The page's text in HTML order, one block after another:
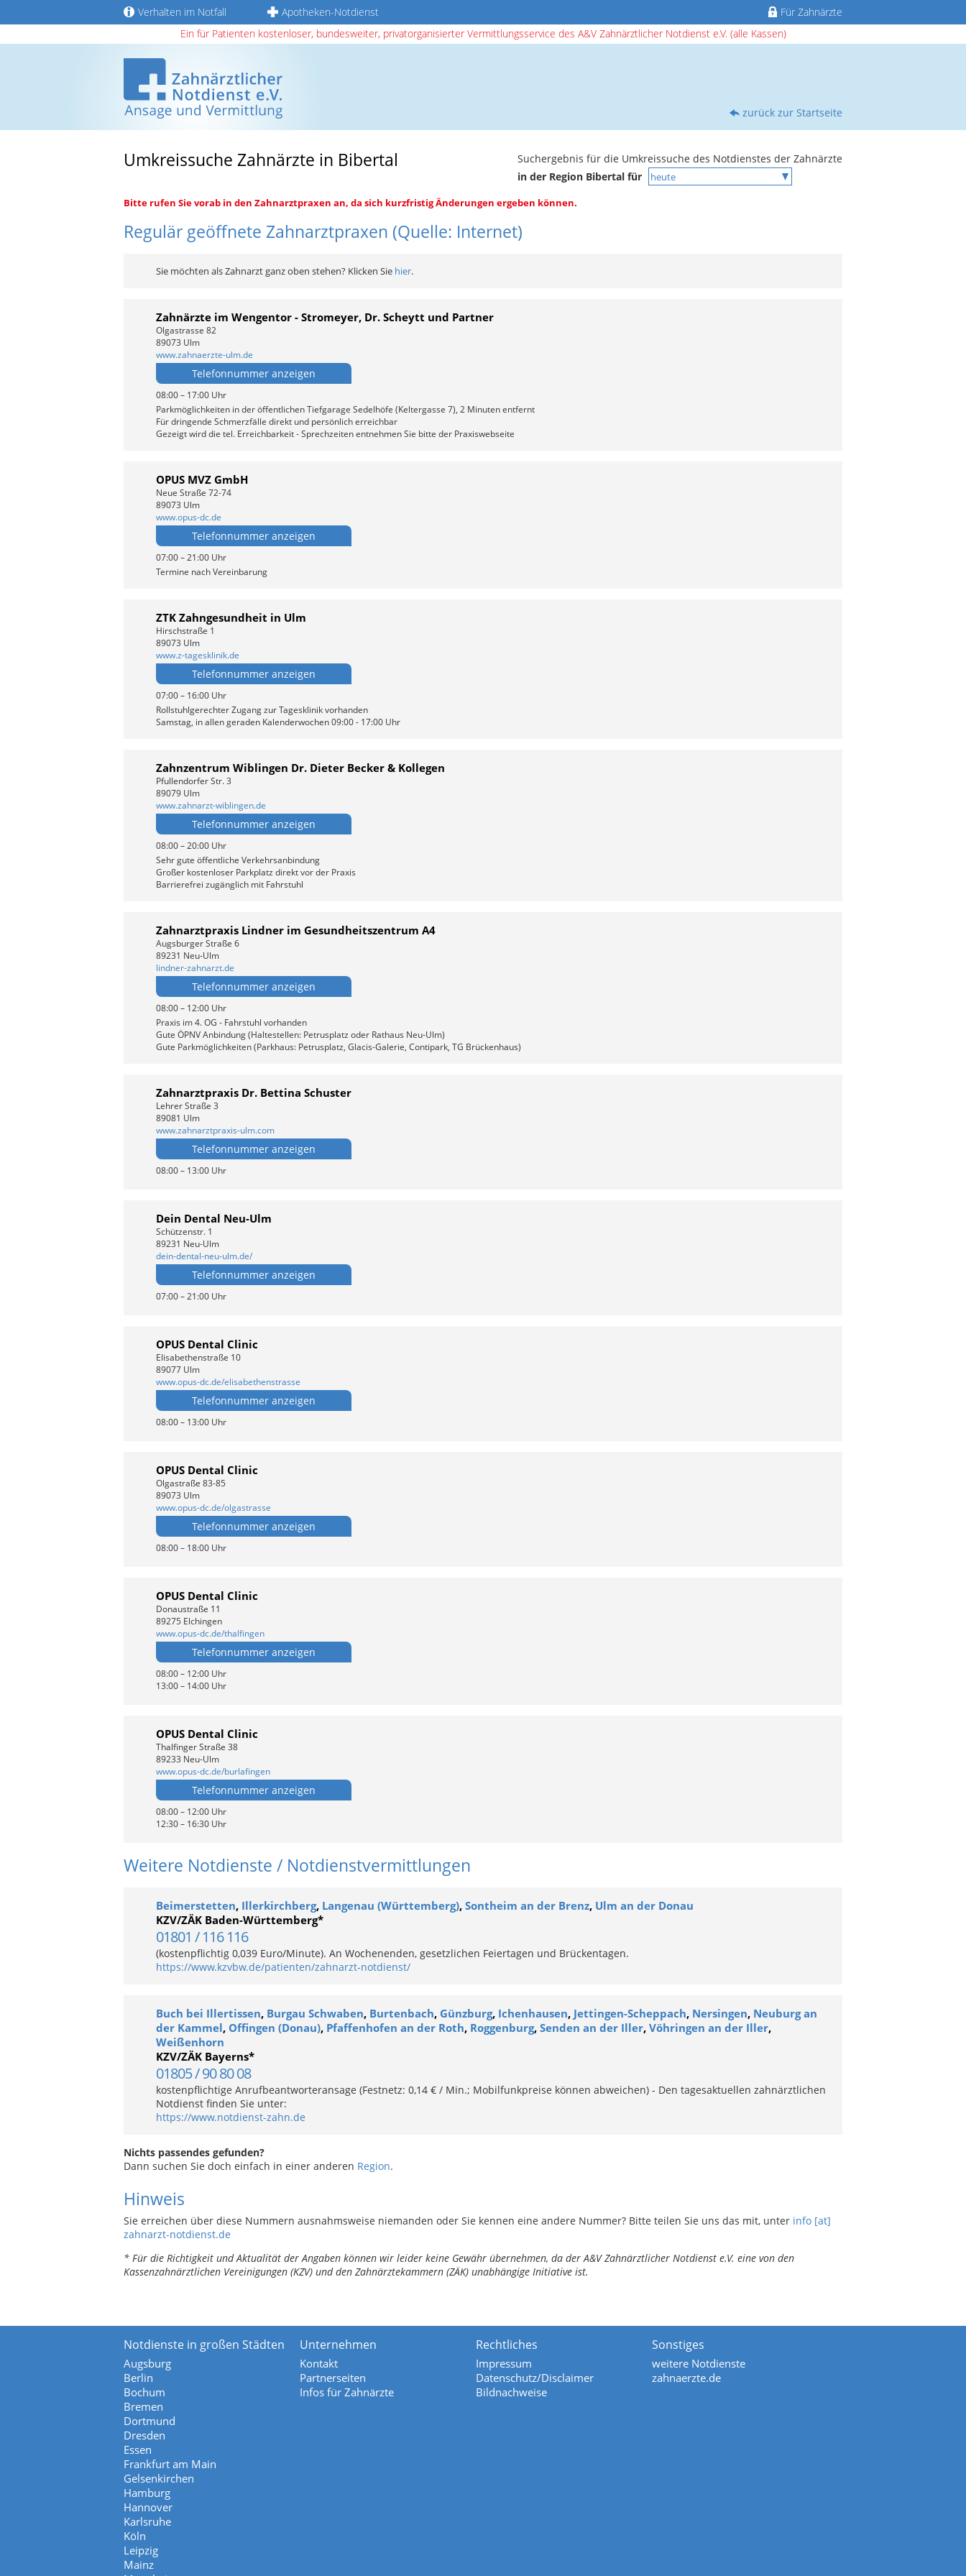
Verhalten im Notfall Apotheken-Notdienst
Für Zahnärzte
Ein für Patienten kostenloser, bundesweiter, privatorganisierter Vermittlungsservice des A&V Zahnärztlicher Notdienst e.V. (alle Kassen)
zurück zur Startseite
Umkreissuche Zahnärzte in Bibertal
Suchergebnis für die Umkreissuche des Notdienstes der Zahnärzte
in der Region Bibertal für
Bitte rufen Sie vorab in den Zahnarztpraxen an, da sich kurzfristig Änderungen ergeben können.
Regulär geöffnete Zahnarztpraxen (Quelle: Internet)
Sie möchten als Zahnarzt ganz oben stehen? Klicken Sie hier.
Zahnärzte im Wengentor - Stromeyer, Dr. Scheytt und Partner
Olgastrasse 82
89073 Ulm
www.zahnaerzte-ulm.de
Telefonnummer anzeigen
08:00 – 17:00 Uhr
Parkmöglichkeiten in der öffentlichen Tiefgarage Sedelhöfe (Keltergasse 7), 2 Minuten entfernt
Für dringende Schmerzfälle direkt und persönlich erreichbar
Gezeigt wird die tel. Erreichbarkeit - Sprechzeiten entnehmen Sie bitte der Praxiswebseite
OPUS MVZ GmbH
Neue Straße 72-74
89073 Ulm
www.opus-dc.de
Telefonnummer anzeigen
07:00 – 21:00 Uhr
Termine nach Vereinbarung
ZTK Zahngesundheit in Ulm
Hirschstraße 1
89073 Ulm
www.z-tagesklinik.de
Telefonnummer anzeigen
07:00 – 16:00 Uhr
Rollstuhlgerechter Zugang zur Tagesklinik vorhanden
Samstag, in allen geraden Kalenderwochen 09:00 - 17:00 Uhr
Zahnzentrum Wiblingen Dr. Dieter Becker & Kollegen
Pfullendorfer Str. 3
89079 Ulm
www.zahnarzt-wiblingen.de
Telefonnummer anzeigen
08:00 – 20:00 Uhr
Sehr gute öffentliche Verkehrsanbindung
Großer kostenloser Parkplatz direkt vor der Praxis
Barrierefrei zugänglich mit Fahrstuhl
Zahnarztpraxis Lindner im Gesundheitszentrum A4
Augsburger Straße 6
89231 Neu-Ulm
lindner-zahnarzt.de
Telefonnummer anzeigen
08:00 – 12:00 Uhr
Praxis im 4. OG - Fahrstuhl vorhanden
Gute ÖPNV Anbindung (Haltestellen: Petrusplatz oder Rathaus Neu-Ulm)
Gute Parkmöglichkeiten (Parkhaus: Petrusplatz, Glacis-Galerie, Contipark, TG Brückenhaus)
Zahnarztpraxis Dr. Bettina Schuster
Lehrer Straße 3
89081 Ulm
www.zahnarztpraxis-ulm.com
Telefonnummer anzeigen
08:00 – 13:00 Uhr
Dein Dental Neu-Ulm
Schützenstr. 1
89231 Neu-Ulm
dein-dental-neu-ulm.de/
Telefonnummer anzeigen
07:00 – 21:00 Uhr
OPUS Dental Clinic
Elisabethenstraße 10
89077 Ulm
www.opus-dc.de/elisabethenstrasse
Telefonnummer anzeigen
08:00 – 13:00 Uhr
OPUS Dental Clinic
Olgastraße 83-85
89073 Ulm
www.opus-dc.de/olgastrasse
Telefonnummer anzeigen
08:00 – 18:00 Uhr
OPUS Dental Clinic
Donaustraße 11
89275 Elchingen
www.opus-dc.de/thalfingen
Telefonnummer anzeigen
08:00 – 12:00 Uhr
13:00 – 14:00 Uhr
OPUS Dental Clinic
Thalfinger Straße 38
89233 Neu-Ulm
www.opus-dc.de/burlafingen
Telefonnummer anzeigen
08:00 – 12:00 Uhr
12:30 – 16:30 Uhr
Weitere Notdienste / Notdienstvermittlungen
Beimerstetten, Illerkirchberg, Langenau (Württemberg), Sontheim an der Brenz, Ulm an der Donau
KZV/ZÄK Baden-Württemberg*
01801 / 116 116
(kostenpflichtig 0,039 Euro/Minute). An Wochenenden, gesetzlichen Feiertagen und Brückentagen.
https://www.kzvbw.de/patienten/zahnarzt-notdienst/
Buch bei Illertissen, Burgau Schwaben, Burtenbach, Günzburg, Ichenhausen, Jettingen-Scheppach, Nersingen, Neuburg an
der Kammel, Offingen (Donau), Pfaffenhofen an der Roth, Roggenburg, Senden an der Iller, Vöhringen an der Iller,
Weißenhorn
KZV/ZÄK Bayerns*
01805 / 90 80 08
kostenpflichtige Anrufbeantworteransage (Festnetz: 0,14 € / Min.; Mobilfunkpreise können abweichen) - Den tagesaktuellen zahnärztlichen
Notdienst finden Sie unter:
https://www.notdienst-zahn.de
Nichts passendes gefunden?
Dann suchen Sie doch einfach in einer anderen Region.
Hinweis
Sie erreichen über diese Nummern ausnahmsweise niemanden oder Sie kennen eine andere Nummer? Bitte teilen Sie uns das mit, unter info [at]
zahnarzt-notdienst.de
* Für die Richtigkeit und Aktualität der Angaben können wir leider keine Gewähr übernehmen, da der A&V Zahnärztlicher Notdienst e.V. eine von den
Kassenzahnärztlichen Vereinigungen (KZV) und den Zahnärztekammern (ZÄK) unabhängige Initiative ist.
Notdienste in großen Städten
Augsburg
Berlin
Bochum
Bremen
Dortmund
Dresden
Essen
Frankfurt am Main
Gelsenkirchen
Hamburg
Hannover
Karlsruhe
Köln
Leipzig
Mainz
Unternehmen
Kontakt
Partnerseiten
Infos für Zahnärzte
Rechtliches
Impressum
Datenschutz/Disclaimer
Bildnachweise
Sonstiges
weitere Notdienste
zahnaerzte.de